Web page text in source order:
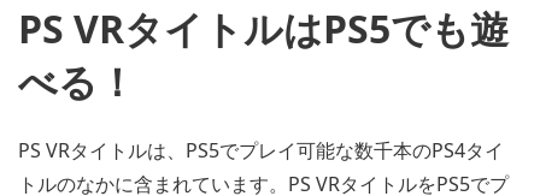
PS VRタイトルはPS5でも遊
べる！
PS VRタイトルは、PS5でプレイ可能な数千本のPS4タイ
トルのなかに含まれています。PS VRタイトルをPS5でプ